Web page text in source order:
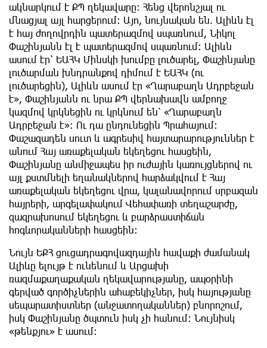
ակնարկում է ՔՊ ղեկավարը: Հենց վերոնշյալ ու
մնացյալ այլ հարցերում: Այո, նույնական են. Ալիևն էլ
է հայ ժողովրդին պատերազմով սպառնում, Նիկոլ
Փաշինյանն էլ է պատերազմով սպառնում: Ալիևն
ասում էր՝ ԵԱՀԿ Մինսկի խումբը լուծարել, Փաշինյանը
լուծարման խնդրանքով դիմում է ԵԱՀԿ (ու
լուծարեցին), Ալիևն ասում էր «Ղարաբաղն Ադրբեջան
է», Փաշինյանն ու նրա ՔՊ վերնախավն ամբողջ
կազմով կրկնեցին ու կրկնում են՝ «Ղարաբաղն
Ադրբեջան է»: Ու դա ընդունեցին Պրահայում:
Փաշազադեն սուտ և ագրեսիվ հայտարարություններ է
անում Հայ առաքելական եկեղեցու հասցեին,
Փաշինյանը անմիջապես իր ուժային կառույցներով ու
այլ քստմնելի եղանակներով հարձակվում է Հայ
առաքելական եկեղեցու վրա, կալանավորում սրբազան
հայրերի, արգելափակում Վեհափառի տեղաշարժը,
զազրախոսում եկեղեցու և բարձրաստիճան
հոգևորականների հասցեին:
Նույն ԵՔՀ ցուցադրագովազդային հավաքի ժամանակ
Ալիևը ելույթ է ունենում և Արցախի
ռազմաքաղաքական ղեկավարությանը, ապօրինի
գերված գործիչներին ահաբեկիչներ, իսկ հայությանը
սեպարատիստներ (անջատողականներ) բնորոշում,
իսկ Փաշինյանը ծպտուն իսկ չի հանում: Նույնիսկ
«թենքյու» է ասում: